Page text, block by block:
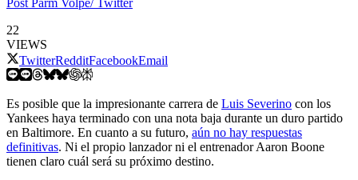
Post Parm Volpe/ Twitter
22
VIEWS
TwitterRedditFacebookEmail
Es posible que la impresionante carrera de Luis Severino con los
Yankees haya terminado con una nota baja durante un duro partido
en Baltimore. En cuanto a su futuro, aún no hay respuestas
definitivas. Ni el propio lanzador ni el entrenador Aaron Boone
tienen claro cuál será su próximo destino.